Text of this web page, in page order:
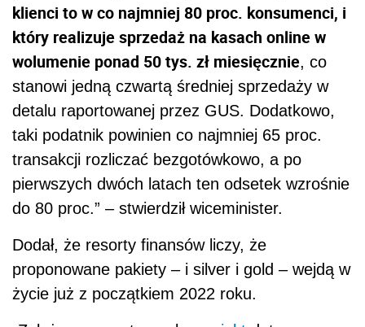
klienci to w co najmniej 80 proc. konsumenci, i
który realizuje sprzedaż na kasach online w
wolumenie ponad 50 tys. zł miesięcznie, co
stanowi jedną czwartą średniej sprzedaży w
detalu raportowanej przez GUS. Dodatkowo,
taki podatnik powinien co najmniej 65 proc.
transakcji rozliczać bezgotówkowo, a po
pierwszych dwóch latach ten odsetek wzrośnie
do 80 proc.” – stwierdził wiceminister.
Dodał, że resorty finansów liczy, że
proponowane pakiety – i silver i gold – wejdą w
życie już z początkiem 2022 roku.